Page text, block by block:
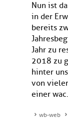
Nun ist
in der
bereits
Jahr zu
2018 zu
hinter
von
einer
wb-web